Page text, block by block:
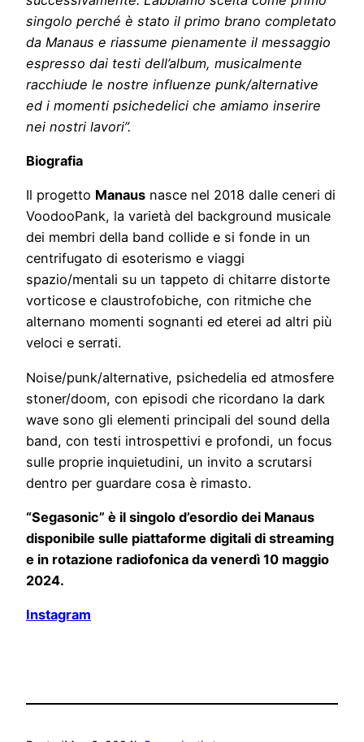
singolo perché è stato il primo brano completato
da Manaus e riassume pienamente il messaggio
espresso dai testi dell’album, musicalmente
racchiude le nostre influenze punk/alternative
ed i momenti psichedelici che amiamo inserire
nei nostri lavori”.
Biografia
Il progetto Manaus nasce nel 2018 dalle ceneri di
VoodooPank, la varietà del background musicale
dei membri della band collide e si fonde in un
centrifugato di esoterismo e viaggi
spazio/mentali su un tappeto di chitarre distorte
vorticose e claustrofobiche, con ritmiche che
alternano momenti sognanti ed eterei ad altri più
veloci e serrati.
Noise/punk/alternative, psichedelia ed atmosfere
stoner/doom, con episodi che ricordano la dark
wave sono gli elementi principali del sound della
band, con testi introspettivi e profondi, un focus
sulle proprie inquietudini, un invito a scrutarsi
dentro per guardare cosa è rimasto.
“Segasonic” è il singolo d’esordio dei Manaus
disponibile sulle piattaforme digitali di streaming
e in rotazione radiofonica da venerdì 10 maggio
2024.
Instagram